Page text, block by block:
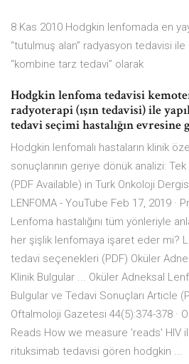
8 Kas 2010 Hodgkin lenfomada en
“tutulmuş alan” radyasyon tedavisi
“kombine tarz tedavi” olarak
Hodgkin lenfoma tedavisi
radyoterapi (ışın tedavisi) ile
tedavi seçimi hastalığın evresine
Hodgkin lenfomalı hastaların klinik
sonuçlarının geriye dönük analizi:
(PDF Available) in Turk Onkoloji
LENFOMA - YouTube Feb 17, 2019 ·
Lenfoma hastalığını tüm yönleriyle
her şişlik lenfomaya işaret eder mi?
tedavi seçenekleri (PDF) Oküler
Klinik Bulgular ... Oküler Adneksal
Bulgular ve Tedavi Sonuçları Article
Oftalmoloji Gazetesi 44(5):374-378 ·
Reads How we measure 'reads' HIV
rituksimab tedavisi gören hodgkin ...